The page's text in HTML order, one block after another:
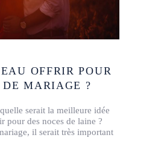
OFFRIR POUR
DE MARIAGE ?
serait la meilleure idée
pour des noces de laine ?
il serait très important